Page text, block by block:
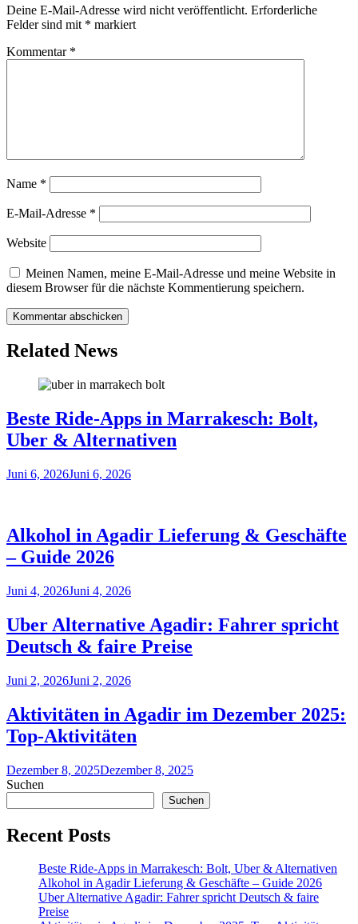
Deine E-Mail-Adresse wird nicht veröffentlicht. Erforderliche
Felder sind mit * markiert
Kommentar *
Name *
E-Mail-Adresse *
Website
Meinen Namen, meine E-Mail-Adresse und meine Website in
diesem Browser für die nächste Kommentierung speichern.
Related News
Beste Ride-Apps in Marrakesch: Bolt,
Uber & Alternativen
Juni 6, 2026Juni 6, 2026
Alkohol in Agadir Lieferung & Geschäfte
– Guide 2026
Juni 4, 2026Juni 4, 2026
Uber Alternative Agadir: Fahrer spricht
Deutsch & faire Preise
Juni 2, 2026Juni 2, 2026
Aktivitäten in Agadir im Dezember 2025:
Top‑Aktivitäten
Dezember 8, 2025Dezember 8, 2025
Suchen
Suchen
Recent Posts
Beste Ride-Apps in Marrakesch: Bolt, Uber & Alternativen
Alkohol in Agadir Lieferung & Geschäfte – Guide 2026
Uber Alternative Agadir: Fahrer spricht Deutsch & faire
Preise